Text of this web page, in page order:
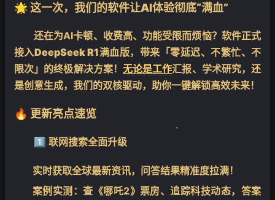
🌟 这一次，我们的软件让AI体验彻底“满血”
还在为AI卡顿、收费高、功能受限而烦恼？软件正式
接入DeepSeek R1满血版，带来「零延迟、不繁忙、不
限次」的终极解决方案！ 无论是工作汇报、学术研究，还
是创意生成，我们的双核驱动，助你一键解锁高效未来！
🔥 更新亮点速览
1️⃣ 联网搜索全面升级
实时获取全球最新资讯，问答结果精准度拉满！
案例实测：查《哪吒2》票房、追踪科技动态，答案